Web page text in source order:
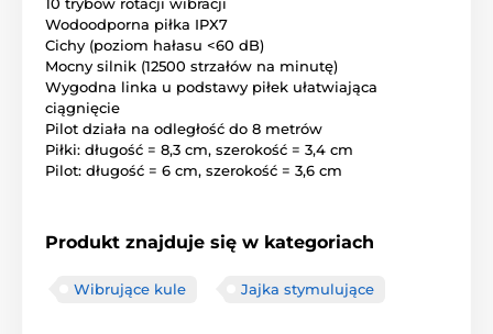
Wodoodporna piłka IPX7
Cichy (poziom hałasu <60 dB)
Mocny silnik (12500 strzałów na minutę)
Wygodna linka u podstawy piłek ułatwiająca
ciągnięcie
Pilot działa na odległość do 8 metrów
Piłki: długość = 8,3 cm, szerokość = 3,4 cm
Pilot: długość = 6 cm, szerokość = 3,6 cm
Produkt znajduje się w kategoriach
Wibrujące kule Jajka stymulujące